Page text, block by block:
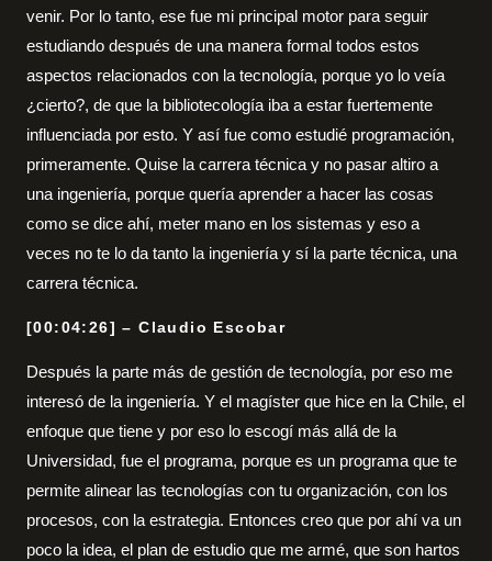
venir. Por lo tanto, ese fue mi principal motor para seguir
estudiando después de una manera formal todos estos
aspectos relacionados con la tecnología, porque yo lo veía
¿cierto?, de que la bibliotecología iba a estar fuertemente
influenciada por esto. Y así fue como estudié programación,
primeramente. Quise la carrera técnica y no pasar altiro a
una ingeniería, porque quería aprender a hacer las cosas
como se dice ahí, meter mano en los sistemas y eso a
veces no te lo da tanto la ingeniería y sí la parte técnica, una
carrera técnica.
[00:04:26] – Claudio Escobar
Después la parte más de gestión de tecnología, por eso me
interesó de la ingeniería. Y el magíster que hice en la Chile, el
enfoque que tiene y por eso lo escogí más allá de la
Universidad, fue el programa, porque es un programa que te
permite alinear las tecnologías con tu organización, con los
procesos, con la estrategia. Entonces creo que por ahí va un
poco la idea, el plan de estudio que me armé, que son hartos